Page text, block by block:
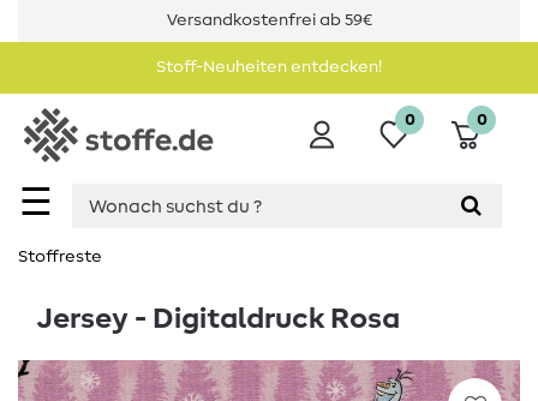
Versandkostenfrei ab 59€
Stoff-Neuheiten entdecken!
☰
0 0
Stoffreste
Jersey - Digitaldruck Rosa